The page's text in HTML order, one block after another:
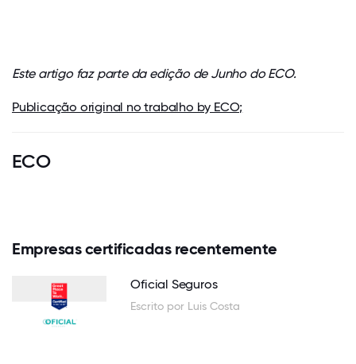
Este artigo faz parte da edição de Junho do ECO.
Publicação original no trabalho by ECO;
ECO
Empresas certificadas recentemente
Oficial Seguros
Escrito por Luis Costa